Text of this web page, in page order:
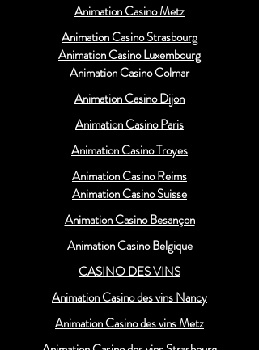
Animation Casino Metz
Animation Casino Strasbourg
Animation Casino Luxembourg
Animation Casino Colmar
Animation Casino Dijon
Animation Casino Paris
Animation Casino Troyes
Animation Casino Reims
Animation Casino Suisse
Animation Casino Besançon
Animation Casino Belgique
CASINO DES VINS
Animation Casino des vins Nancy
Animation Casino des vins Metz